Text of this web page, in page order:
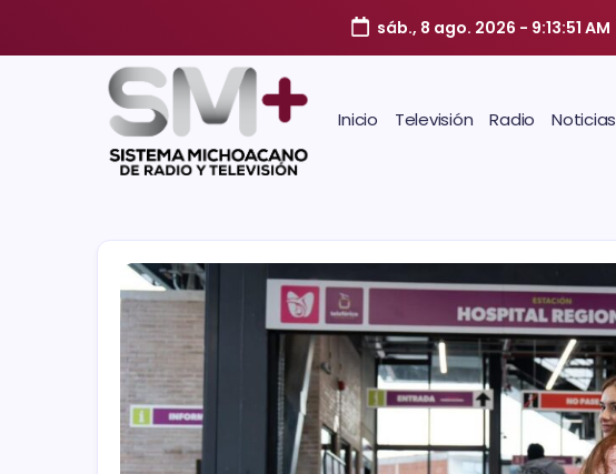
sáb., 8 ago. 2026 - 9:13:51 AM
Inicio Televisión Radio Noticias